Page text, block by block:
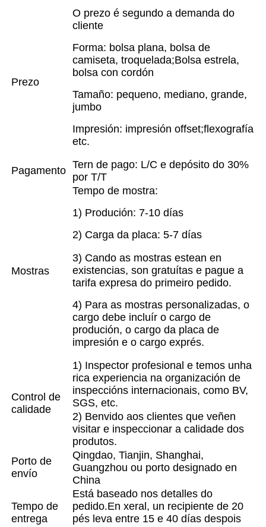
Prezo
O prezo é segundo a demanda do
cliente
Forma: bolsa plana, bolsa de
camiseta, troquelada;Bolsa estrela,
bolsa con cordón
Tamaño: pequeno, mediano, grande,
jumbo
Impresión: impresión offset;flexografía
etc.
Pagamento Tern de pago: L/C e depósito do 30%
por T/T
Mostras
Tempo de mostra:
1) Produción: 7-10 días
2) Carga da placa: 5-7 días
3) Cando as mostras estean en
existencias, son gratuítas e pague a
tarifa expresa do primeiro pedido.
4) Para as mostras personalizadas, o
cargo debe incluír o cargo de
produción, o cargo da placa de
impresión e o cargo exprés.
Control de
calidade
1) Inspector profesional e temos unha
rica experiencia na organización de
inspeccións internacionais, como BV,
SGS, etc.
2) Benvido aos clientes que veñen
visitar e inspeccionar a calidade dos
produtos.
Porto de
envío
Qingdao, Tianjin, Shanghai,
Guangzhou ou porto designado en
China
Tempo de
entrega
Está baseado nos detalles do
pedido.En xeral, un recipiente de 20
pés leva entre 15 e 40 días despois